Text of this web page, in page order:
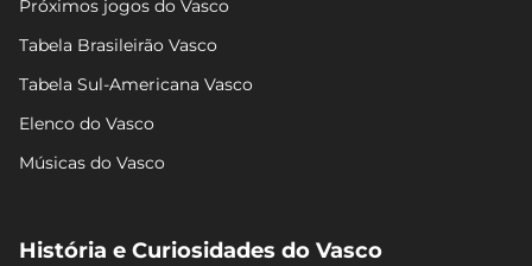
Próximos jogos do Vasco
Tabela Brasileirão Vasco
Tabela Sul-Americana Vasco
Elenco do Vasco
Músicas do Vasco
História e Curiosidades do Vasco